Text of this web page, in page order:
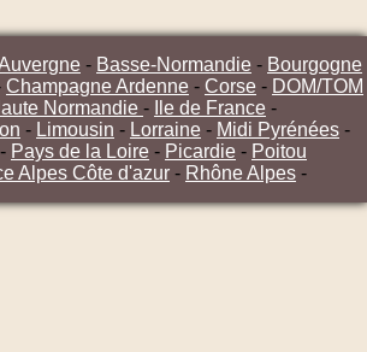
- Basse-Normandie - Bourgogne
Champagne Ardenne - Corse - DOM/TOM
Normandie - Ile de France -
- Limousin - Lorraine - Midi Pyrénées -
- Pays de la Loire - Picardie - Poitou
Alpes Côte d'azur - Rhône Alpes -